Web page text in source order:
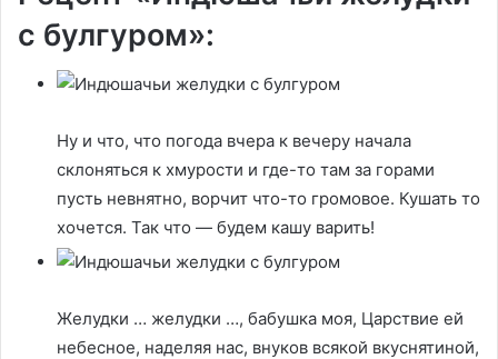
с булгуром»:
Ну и что, что погода вчера к вечеру начала
склоняться к хмурости и где-то там за горами
пусть невнятно, ворчит что-то громовое. Кушать то
хочется. Так что — будем кашу варить!
Желудки … желудки …, бабушка моя, Царствие ей
небесное, наделяя нас, внуков всякой вкуснятиной,